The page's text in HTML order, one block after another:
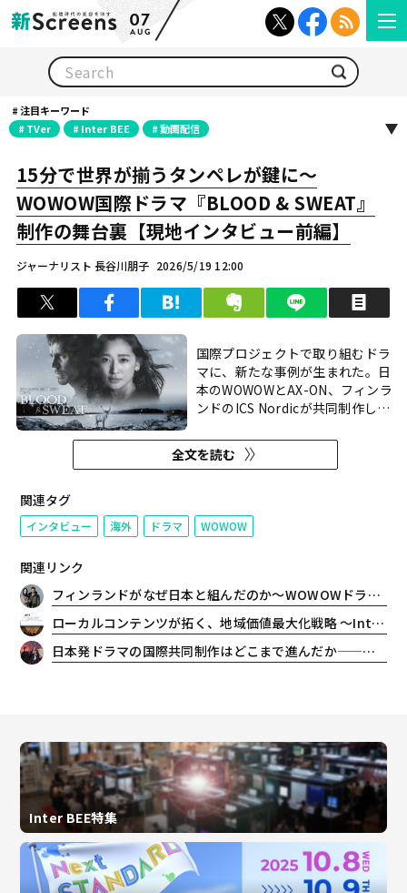
07
AUG
注目キーワード
TVer
Inter BEE 動画配信
15分で世界が揃うタンペレが鍵に〜
WOWOW国際ドラマ『BLOOD & SWEAT』
制作の舞台裏【現地インタビュー前編】
ジャーナリスト 長谷川朋子 2026/5/19 12:00
ツイート シェア はてブ クリップ LINEで送る
国際プロジェクトで取り組むドラ
マに、新たな事例が生まれた。日
本のWOWOWとAX-ON、フィンラ
ンドのICS Nordicが共同制作した
SWEAT』だ。主演に杏とヤスペ
ル・ペーコネンを迎え、日本とフ
を描く。いかにして本作は実現し
たのか。ICS Nordic創業者でエ
全文を読む
関連タグ
インタビュー 海外 ドラマ WOWOW
関連リンク
フィンランドがなぜ日本と組んだのか〜WOWOWドラマ『BLOOD & SWEAT』共同制作戦略【現地インタビュー後編】
ローカルコンテンツが拓く、地域価値最大化戦略 〜Inter BEE 2025 レポート
日本発ドラマの国際共同制作はどこまで進んだか——「Coming Next from Japan」が示した現在地【「シリーズマニア2026」中編】
Inter BEE特集